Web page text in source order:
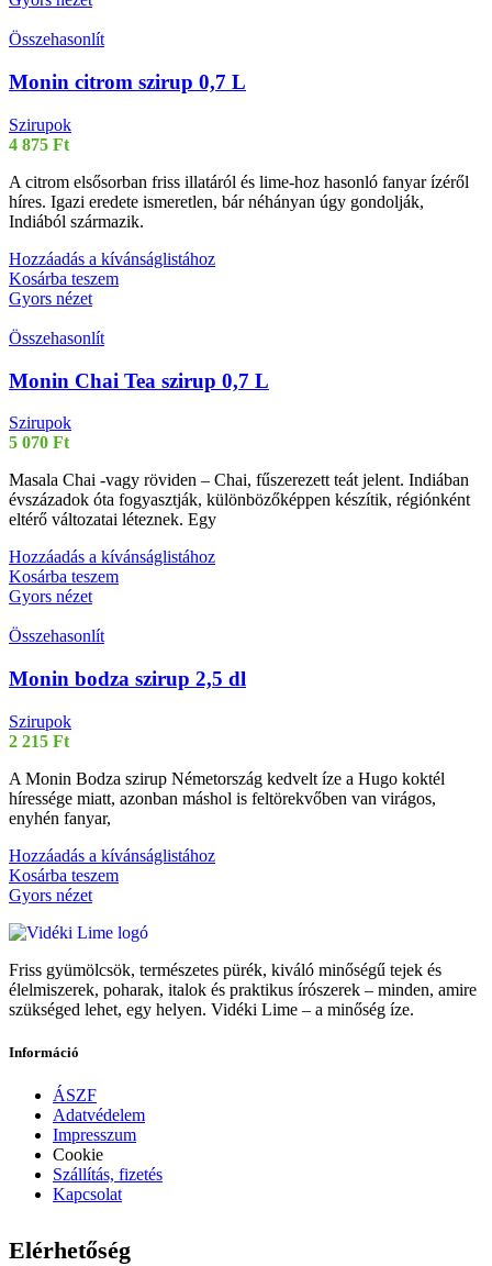
Összehasonlít
Monin citrom szirup 0,7 L
Szirupok
4 875 Ft
A citrom elsősorban friss illatáról és lime-hoz hasonló fanyar ízéről
híres. Igazi eredete ismeretlen, bár néhányan úgy gondolják,
Indiából származik.
Hozzáadás a kívánságlistához
Kosárba teszem
Gyors nézet
Összehasonlít
Monin Chai Tea szirup 0,7 L
Szirupok
5 070 Ft
Masala Chai -vagy röviden – Chai, fűszerezett teát jelent. Indiában
évszázadok óta fogyasztják, különbözőképpen készítik, régiónként
eltérő változatai léteznek. Egy
Hozzáadás a kívánságlistához
Kosárba teszem
Gyors nézet
Összehasonlít
Monin bodza szirup 2,5 dl
Szirupok
2 215 Ft
A Monin Bodza szirup Németország kedvelt íze a Hugo koktél
híressége miatt, azonban máshol is feltörekvőben van virágos,
enyhén fanyar,
Hozzáadás a kívánságlistához
Kosárba teszem
Gyors nézet
Friss gyümölcsök, természetes pürék, kiváló minőségű tejek és
élelmiszerek, poharak, italok és praktikus írószerek – minden, amire
szükséged lehet, egy helyen. Vidéki Lime – a minőség íze.
Információ
ÁSZF
Adatvédelem
Impresszum
Cookie
Szállítás, fizetés
Kapcsolat
Elérhetőség